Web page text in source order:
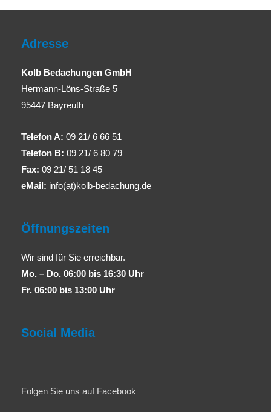
Adresse
Kolb Bedachungen GmbH
Hermann-Löns-Straße 5
95447 Bayreuth
Telefon A: 09 21/ 6 66 51
Telefon B: 09 21/ 6 80 79
Fax: 09 21/ 51 18 45
eMail: info(at)kolb-bedachung.de
Öffnungszeiten
Wir sind für Sie erreichbar.
Mo. – Do. 06:00 bis 16:30 Uhr
Fr. 06:00 bis 13:00 Uhr
Social Media
Folgen Sie uns auf Facebook